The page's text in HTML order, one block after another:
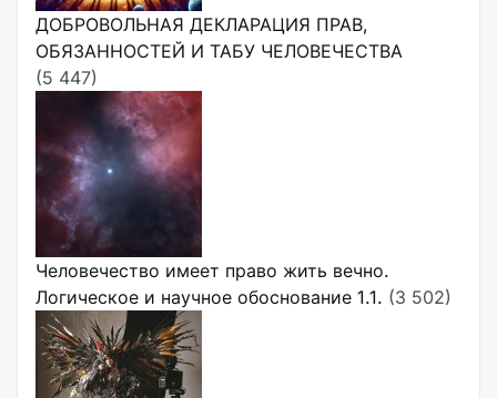
ДОБРОВОЛЬНАЯ ДЕКЛАРАЦИЯ ПРАВ,
ОБЯЗАННОСТЕЙ И ТАБУ ЧЕЛОВЕЧЕСТВА
(5 447)
Человечество имеет право жить вечно.
Логическое и научное обоснование 1.1. (3 502)